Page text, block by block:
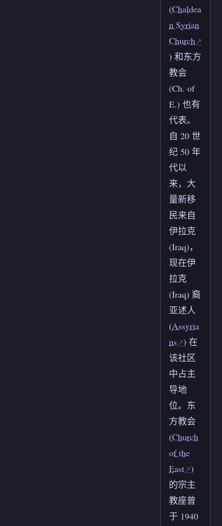
(Chaldea
n Syrian
Church
) 和东方
教会
(Ch. of
E.) 也有
代表。
自 20 世
纪 50 年
代以
来，大
量新移
民来自
伊拉克
(Iraq)，
现在伊
拉克
(Iraq) 裔
亚述人
(Assyria
ns ) 在
该社区
中占主
导地
位。东
方教会
(Church
of the
East )
的宗主
教座曾
于 1940